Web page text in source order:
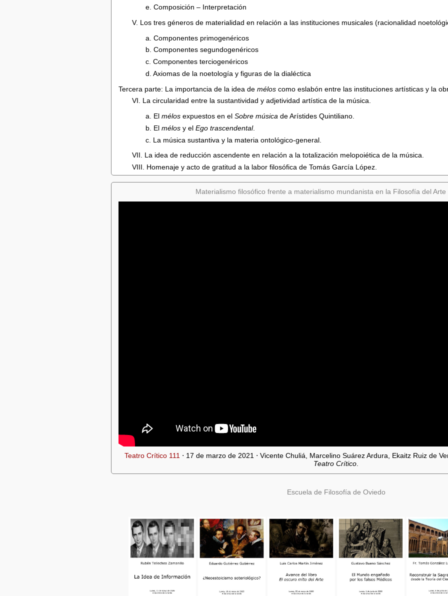
e. Composición – Interpretación
V. Los tres géneros de materialidad en relación a las instituciones musicales (racionalidad
a. Componentes primogenéricos
b. Componentes segundogenéricos
c. Componentes terciogenéricos
d. Axiomas de la noetología y figuras de la dialéctica
Tercera parte: La importancia de la idea de méloscomo eslabón entre las instituciones artísticas y la
VI. La circularidad entre la sustantividad y adjetividad artística de la música.
a. El mélosexpuestos en el Sobre música de Arístides Quintiliano.
b. El mélos y el Ego trascendental.
c. La música sustantiva y la materia ontológico-general.
VII. La idea de reducción ascendente en relación a la totalización melopoiética de la música.
VIII. Homenaje y acto de gratitud a la labor filosófica de Tomás García López.
Materialismo filosófico frente a materialismo mundanista en la Filosofía del
Teatro Crítico 111 ⋅ 17 de marzo de 2021 ⋅ Vicente Chuliá, Marcelino Suárez Ardura, Ekaitz Ruiz de
Teatro Crítico
Escuela de Filosofía de Oviedo